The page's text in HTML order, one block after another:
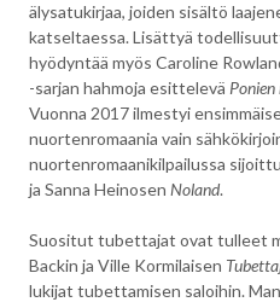
älysatukirjaa, joiden sisältö
katseltaessa. Lisättyä
hyödyntää myös Caroline
-sarjan hahmoja esittelevä
Vuonna 2017 ilmestyi
nuortenromaania vain
nuortenromaanikilpailussa
ja Sanna Heinosen Noland.
Suositut tubettajat ovat tulleet
Backin ja Ville Kormilaisen
lukijat tubettamisen saloihin.